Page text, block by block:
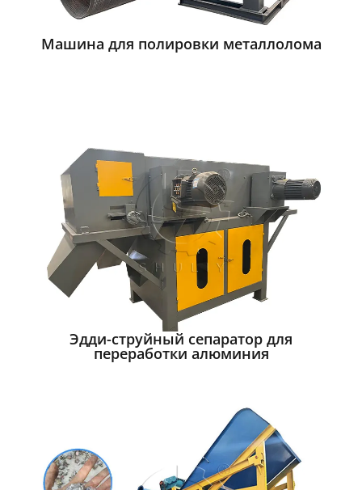
Машина для полировки металлолома
Эдди-струйный сепаратор для
переработки алюминия